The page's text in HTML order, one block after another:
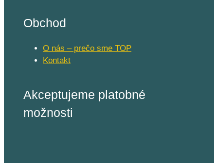
Obchod
O nás – prečo sme TOP
Kontakt
Akceptujeme platobné
možnosti